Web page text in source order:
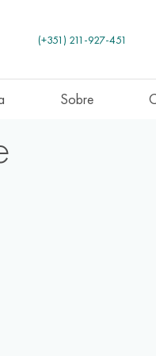
(+351) 211-927-451
Sobre